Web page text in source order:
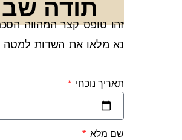
תודה
זהו טופס קצר המהווה
נא מלאו את השדות למטה
תאריך נוכחי
שם מלא